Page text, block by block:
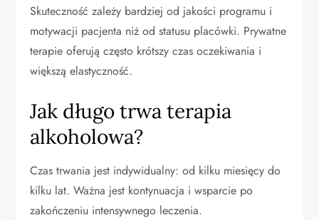
Skuteczność zależy bardziej od jakości programu i
motywacji pacjenta niż od statusu placówki. Prywatne
terapie oferują często krótszy czas oczekiwania i
większą elastyczność.
Jak długo trwa terapia
alkoholowa?
Czas trwania jest indywidualny: od kilku miesięcy do
kilku lat. Ważna jest kontynuacja i wsparcie po
zakończeniu intensywnego leczenia.